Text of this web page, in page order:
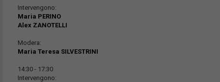
Intervengono:
Maria PERINO
Alex ZANOTELLI
Modera:
Maria Teresa SILVESTRINI
14:30 - 17:30
Intervengono: